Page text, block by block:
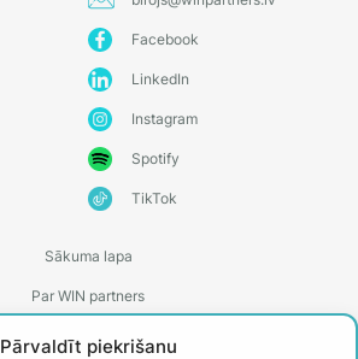
Pārvaldīt piekrišanu
Facebook
LinkedIn
Instagram
Spotify
TikTok
Sākuma lapa
Par WIN partners
Treneri